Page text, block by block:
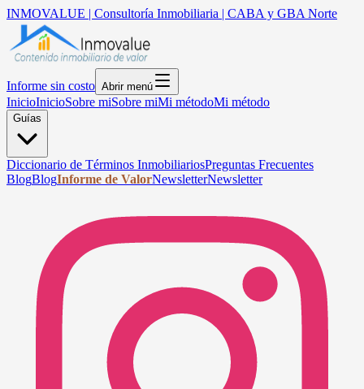
INMOVALUE | Consultoría Inmobiliaria | CABA y GBA Norte
Informe sin costo Abrir menú
InicioInicioSobre miSobre miMi métodoMi método
Guías
Diccionario de Términos InmobiliariosPreguntas Frecuentes
BlogBlogInforme de ValorNewsletterNewsletter